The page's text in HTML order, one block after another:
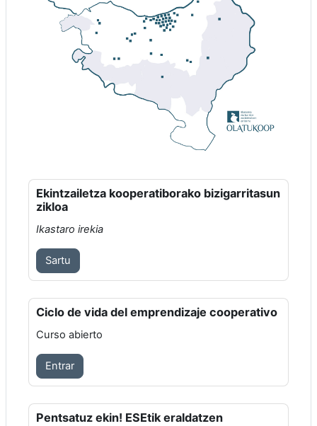
Ekintzailetza kooperatiborako bizigarritasun
zikloa
Ikastaro irekia
Sartu
Ciclo de vida del emprendizaje cooperativo
Curso abierto
Entrar
Pentsatuz ekin! ESEtik eraldatzen